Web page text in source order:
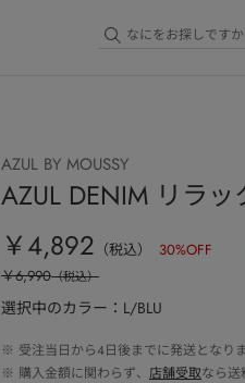
AZUL BY MOUSSY
AZUL DENIM リラ
￥4,892 （税込） 30%OFF
￥6,990（税込）
選択中のカラー：L/BLU
※ 受注当日から4日後までに発送となり
※ 購入金額に関わらず、 店舗受取なら送